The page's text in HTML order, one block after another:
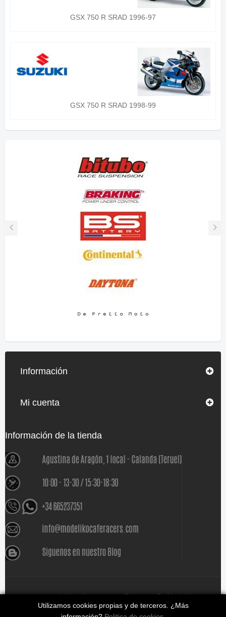
GSX 750 R SRAD 1996-97
GSX 750 R SRAD 1998-99
Información
Mi cuenta
Información de la tienda
Utilizamos cookies propias y de terceros. ¿Más
www.modelikocaferacers.com Designed By Modeliko